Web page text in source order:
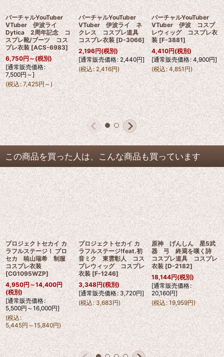
バーチャルYouTuber
VTuber 伊波ライ
Dytica 2周年記念 コ
スプレ靴/ブーツ コス
プレ衣装 [ACS-6983]
6,750円～(税別)
[通常販売価格:
7,500円 ～]
(税込: 7,425円～)
バーチャルYouTuber
VTuber 伊波ライ ネ
クレス コスプレ道具
コスプレ衣装 [D-3066]
2,196円(税別)
[通常販売価格: 2,440円]
(税込: 2,416円)
バーチャルYouTuber
VTuber 伊波 コスプ
レウィッグ コスプレ衣
装 [F-3881]
4,410円(税別)
[通常販売価格: 4,900円]
(税込: 4,851円)
この商品を買った人は、こんな商品も買っています
プロジェクトセカイ カ
ラフルステージ！ プロ
セカ 暁山瑞希 制服
コスプレ衣装
[CG1095WZP]
4,950円～14,400円
(税別)
[通常販売価格:
5,500円～16,000円]
(税込:
5,445円～15,840円)
プロジェクトセカイ カ
ラフルステージ!feat.初
音ミク 東雲彰人 コス
プレウィッグ コスプレ
衣装 [F-1246]
3,348円(税別)
[通常販売価格: 3,720円]
(税込: 3,683円)
原神 げんしん 星5武
器 弓 終焉を嘆く詩
コスプレ道具 コスプレ
衣装 [D-2182]
18,144円(税別)
[通常販売価格:
20,160円]
(税込: 19,959円)